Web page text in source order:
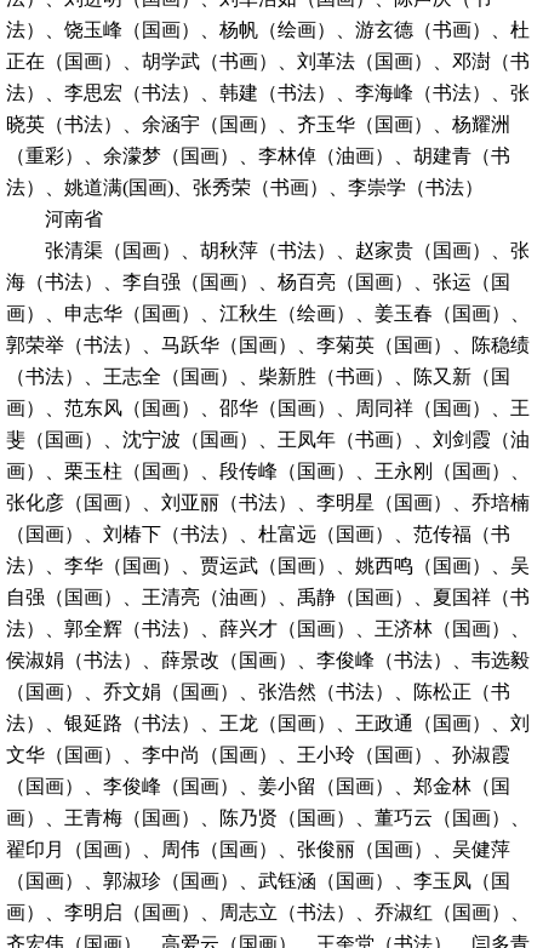
法）、饶玉峰（国画）、杨帆（绘画）、游玄德（书画）、杜
正在（国画）、胡学武（书画）、刘革法（国画）、邓澍（书
法）、李思宏（书法）、韩建（书法）、李海峰（书法）、张
晓英（书法）、余涵宇（国画）、齐玉华（国画）、杨耀洲
（重彩）、余濛梦（国画）、李林倬（油画）、胡建青（书
法）、姚道满(国画)、张秀荣（书画）、李崇学（书法）
河南省
张清渠（国画）、胡秋萍（书法）、赵家贵（国画）、张
海（书法）、李自强（国画）、杨百亮（国画）、张运（国
画）、申志华（国画）、江秋生（绘画）、姜玉春（国画）、
郭荣举（书法）、马跃华（国画）、李菊英（国画）、陈稳绩
（书法）、王志全（国画）、柴新胜（书画）、陈又新（国
画）、范东风（国画）、邵华（国画）、周同祥（国画）、王
斐（国画）、沈宁波（国画）、王凤年（书画）、刘剑霞（油
画）、栗玉柱（国画）、段传峰（国画）、王永刚（国画）、
张化彦（国画）、刘亚丽（书法）、李明星（国画）、乔培楠
（国画）、刘椿下（书法）、杜富远（国画）、范传福（书
法）、李华（国画）、贾运武（国画）、姚西鸣（国画）、吴
自强（国画）、王清亮（油画）、禹静（国画）、夏国祥（书
法）、郭全辉（书法）、薛兴才（国画）、王济林（国画）、
侯淑娟（书法）、薛景改（国画）、李俊峰（书法）、韦选毅
（国画）、乔文娟（国画）、张浩然（书法）、陈松正（书
法）、银延路（书法）、王龙（国画）、王政通（国画）、刘
文华（国画）、李中尚（国画）、王小玲（国画）、孙淑霞
（国画）、李俊峰（国画）、姜小留（国画）、郑金林（国
画）、王青梅（国画）、陈乃贤（国画）、董巧云（国画）、
翟印月（国画）、周伟（国画）、张俊丽（国画）、吴健萍
（国画）、郭淑珍（国画）、武钰涵（国画）、李玉凤（国
画）、李明启（国画）、周志立（书法）、乔淑红（国画）、
齐宏伟（国画）、高爱云（国画）、王奎堂（书法）、闫多青